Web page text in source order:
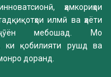
ҳамкориҳои
илмӣ ва ҳаёти
мебошад. Мо
ки қобилияти рушд ва
доранд.